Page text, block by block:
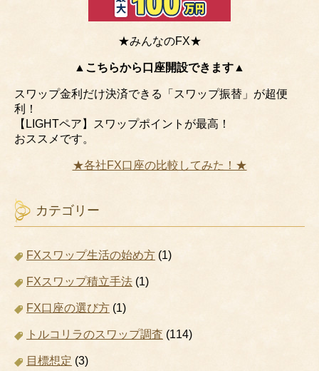
★みんなのFX★
▲こちらから口座開設できます▲
スワップ金利だけ決済できる「スワップ振替」が超便
利！
【LIGHTペア】スワップポイントが最高！
おススメです。
★各社FX口座の比較してみた！★
カテゴリー
FXスワップ生活の始め方 (1)
FXスワップ積立手法 (1)
FX口座の選び方 (1)
トルコリラのスワップ調査 (114)
目標想定 (3)